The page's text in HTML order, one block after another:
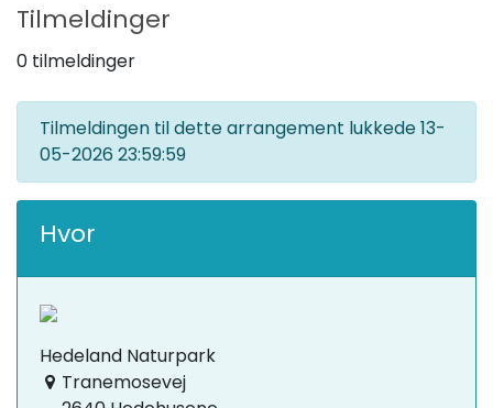
Tilmeldinger
0 tilmeldinger
Tilmeldingen til dette arrangement lukkede13-
05-2026 23:59:59
Hvor
Hedeland Naturpark
Tranemosevej